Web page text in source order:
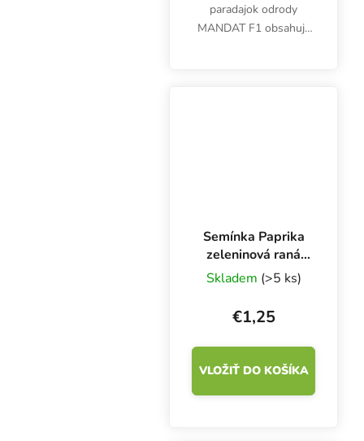
paradajok odrody
MANDAT F1 obsahuje
Semínka Paprika
zeleninová raná
BONETA, na pole,
50 s
Skladem (>5 ks)
€1,25
VLOŽIŤ DO KOŠÍKA